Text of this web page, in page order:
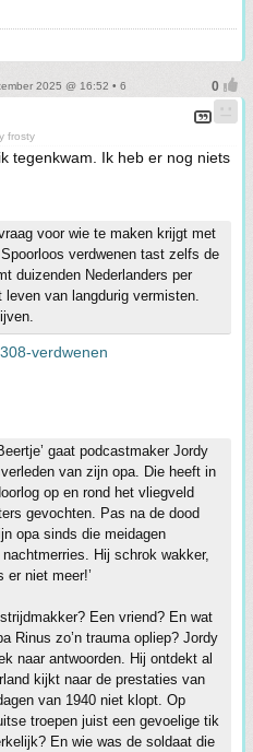
2025 @ 16:52 • 6
frosty
tegenkwam. Ik heb er nog niets
voor wie te maken krijgt met
verdwenen tast zelfs de
duizenden Nederlanders per
van langdurig vermisten.
verdwenen
gaat podcastmaker Jordy
van zijn opa. Die heeft in
op en rond het vliegveld
gevochten. Pas na de dood
opa sinds die meidagen
Hij schrok wakker,
er niet meer!’
Een vriend? En wat
Rinus zo’n trauma opliep? Jordy
naar antwoorden. Hij ontdekt al
kijkt naar de prestaties van
van 1940 niet klopt. Op
troepen juist een gevoelige tik
En wie was de soldaat die